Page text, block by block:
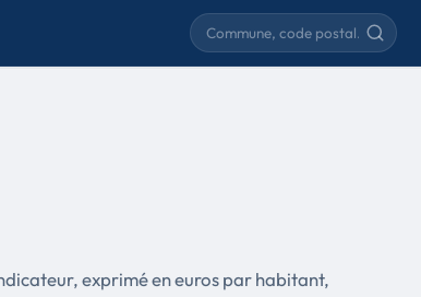
Rechercher une commune
exprimé en euros par habitant,